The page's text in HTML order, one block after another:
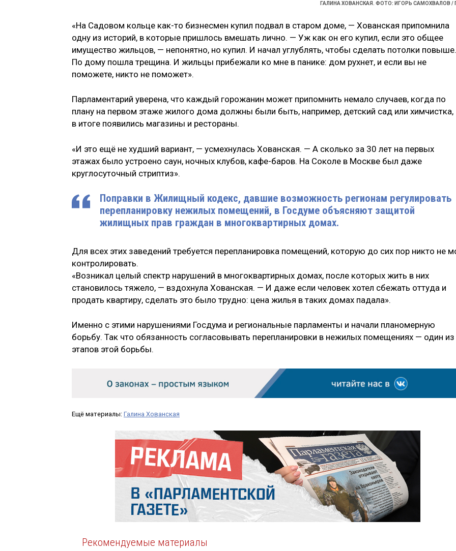
ГАЛИНА ХОВАНСКАЯ. ФОТО: ИГОРЬ САМОХВАЛОВ /
«На Садовом кольце как-то бизнесмен купил подвал в старом доме, — Хованская припомнила
одну из историй, в которые пришлось вмешать лично. — Уж как он его купил, если это общее
имущество жильцов, — непонятно, но купил. И начал углублять, чтобы сделать потолки повыше.
По дому пошла трещина. И жильцы прибежали ко мне в панике: дом рухнет, и если вы не
поможете, никто не поможет».
Парламентарий уверена, что каждый горожанин может припомнить немало случаев, когда по
плану на первом этаже жилого дома должны были быть, например, детский сад или химчистка,
в итоге появились магазины и рестораны.
«И это ещё не худший вариант, — усмехнулась Хованская. — А сколько за 30 лет на первых
этажах было устроено саун, ночных клубов, кафе-баров. На Соколе в Москве был даже
круглосуточный стриптиз».
Поправки в Жилищный кодекс, давшие возможность регионам регулировать
перепланировку нежилых помещений, в Госдуме объясняют защитой
жилищных прав граждан в многоквартирных домах.
Для всех этих заведений требуется перепланировка помещений, которую до сих пор никто не
контролировать.
«Возникал целый спектр нарушений в многоквартирных домах, после которых жить в них
становилось тяжело, — вздохнула Хованская. — И даже если человек хотел сбежать оттуда и
продать квартиру, сделать это было трудно: цена жилья в таких домах падала».
Именно с этими нарушениями Госдума и региональные парламенты и начали планомерную
борьбу. Так что обязанность согласовывать перепланировки в нежилых помещениях — один из
этапов этой борьбы.
Ещё материалы: Галина Хованская
Рекомендуемые материалы